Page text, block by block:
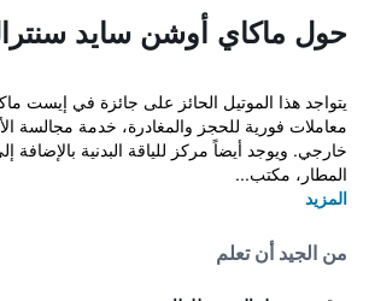
حول ماكاي أوشن سايد
يتواجد هذا الموتيل الحائز على جائزة في إيست
معاملات فورية للحجز والمغادرة، خدمة مجالسة
خارجي. ويوجد أيضاً مركز للياقة البدنية بالإضافة
المطار، مكتب...
المزيد
من الجيد أن تعلم